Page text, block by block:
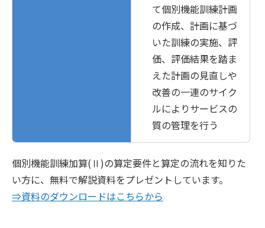
て個別機能訓練計画
の作成、計画に基づ
いた訓練の実施、評
価、評価結果を踏ま
えた計画の見直しや
改善の一連のサイク
ルによりサービスの
質の管理を行う
個別機能訓練加算(Ⅱ)の算定要件と算定の流れを知りた
い方に、無料で解説資料をプレゼントしています。
⇒資料のダウンロードはこちらから